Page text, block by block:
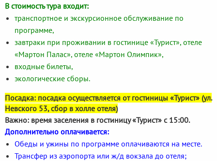
В стоимость тура входит:
транспортное и экскурсионное обслуживание по
программе,
завтраки при проживании в гостинице «Турист», отеле
«Мартон Палас», отеле «Мартон Олимпик»,
входные билеты,
экологические сборы.
Посадка: посадка осуществляется от гостиницы «Турист» (ул.
Невского 53, сбор в холле отеля)
Важно: время заселения в гостиницу «Турист» с 15:00.
Дополнительно оплачивается:
Обеды и ужины по программе оплачиваются на месте.
Трансфер из аэропорта или ж/д вокзала до отеля;